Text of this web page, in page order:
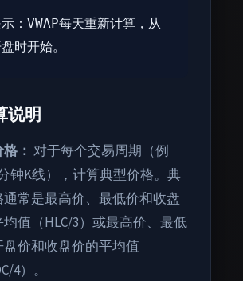
：VWAP每天重新计算，从
时开始。
说明
： 对于每个交易周期（例
钟K线），计算典型价格。典
常是最高价、最低价和收盘
值（HLC/3）或最高价、最低
价和收盘价的平均值
4）。